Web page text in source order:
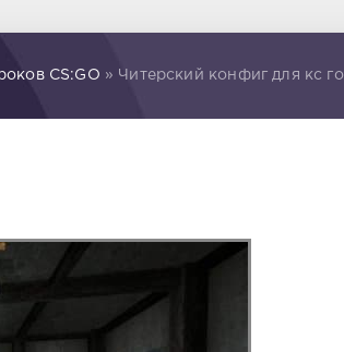
CS:GO » Читерский конфиг для кс го